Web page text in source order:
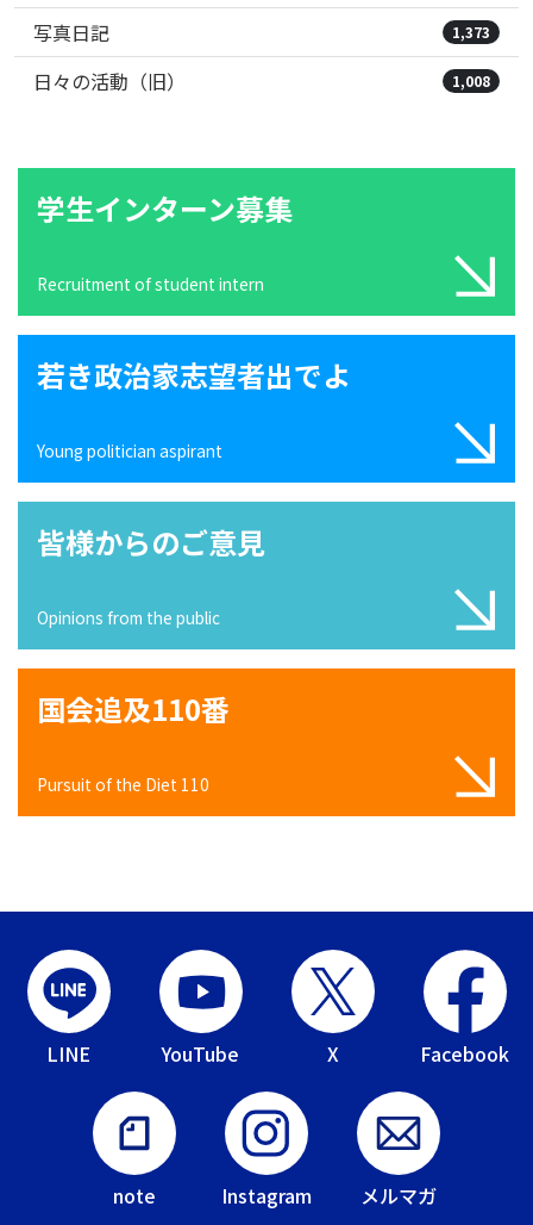
写真日記 1,373
日々の活動（旧） 1,008
学生インターン募集
Recruitment of student intern
若き政治家志望者出でよ
Young politician aspirant
皆様からのご意見
Opinions from the public
国会追及110番
Pursuit of the Diet 110
LINE YouTube X Facebook
note Instagram メルマガ